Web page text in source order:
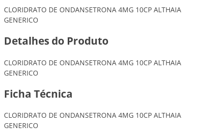
CLORIDRATO DE ONDANSETRONA 4MG 10CP ALTHAIA
GENERICO
Detalhes do Produto
CLORIDRATO DE ONDANSETRONA 4MG 10CP ALTHAIA
GENERICO
Ficha Técnica
CLORIDRATO DE ONDANSETRONA 4MG 10CP ALTHAIA
GENERICO